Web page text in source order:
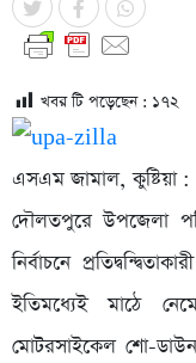
খবর টি পড়েছেন : ১৭২
এসএম জামাল, কুষ্টিয়া :
দৌলতপুরে উপজেলা
নির্বাচনে
ইতিমধ্যেই মাঠে
মোটরসাইকেল শো-ডাউন